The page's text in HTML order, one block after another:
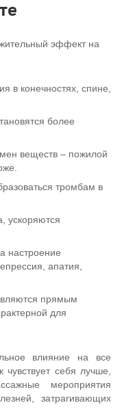
эффект на
в конечностях, спине,
более
веществ – пожилой
тромбам в
ускоряются
настроение
апатия,
прямым
для
влияние на все
себя лучше,
мероприятия
затрагивающих